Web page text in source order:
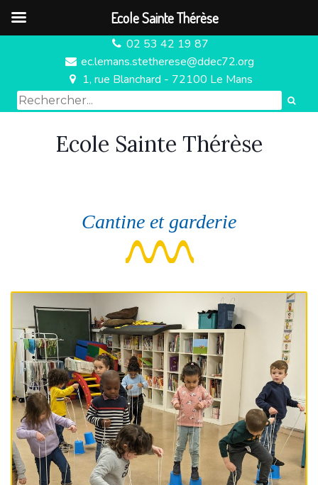
 02 53 42 19 87
 ec.lemans.stetherese@ddec72.org
 1, rue Blanchard - 72100 Le Mans
Ecole Sainte Thérèse
Cantine et garderie
Ecole Sainte Thérèse